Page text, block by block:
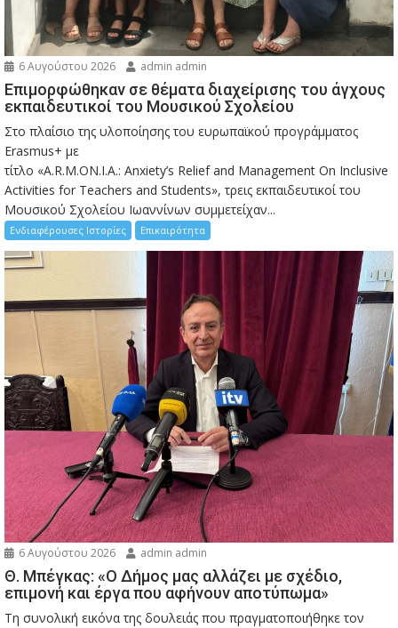
6 Αυγούστου 2026 admin admin
Eπιμορφώθηκαν σε θέματα διαχείρισης του άγχους
εκπαιδευτικοί του Μουσικού Σχολείου
Στο πλαίσιο της υλοποίησης του ευρωπαϊκού προγράμματος
Erasmus+ με
τίτλο «A.R.M.ON.I.A.: Anxiety’s Relief and Management On Inclusive
Activities for Teachers and Students», τρεις εκπαιδευτικοί του
Μουσικού Σχολείου Ιωαννίνων συμμετείχαν...
Ενδιαφέρουσες Ιστορίες Επικαιρότητα
6 Αυγούστου 2026 admin admin
Θ. Μπέγκας: «Ο Δήμος μας αλλάζει με σχέδιο,
επιμονή και έργα που αφήνουν αποτύπωμα»
Τη συνολική εικόνα της δουλειάς που πραγματοποιήθηκε τον